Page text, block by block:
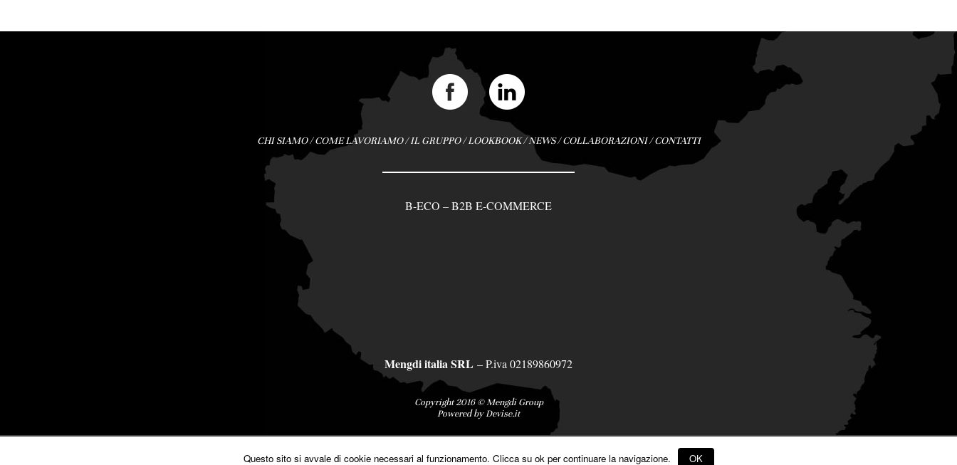
CHI SIAMO/COME LAVORIAMO/IL GRUPPO/LOOKBOOK/NEWS/COLLABORAZIONI/CONTATTI
B-ECO – B2B E-COMMERCE
Mengdi italia SRL – P.iva 02189860972
Copyright 2016 © Mengdi Group
Powered byDevise.it
Questo sito si avvale di cookie necessari al funzionamento. Clicca su ok per continuare la navigazione. OK